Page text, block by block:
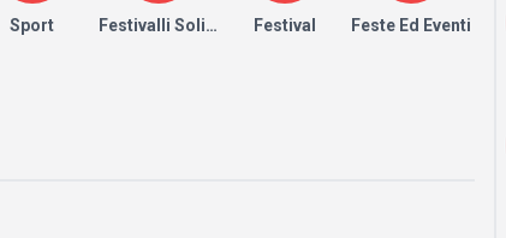
Sport Festivalli Solidari Festival Feste Ed Eventi